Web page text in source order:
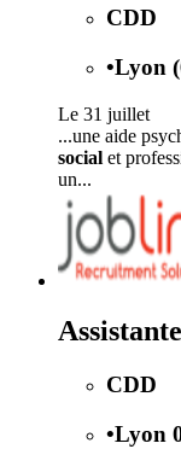
CDD
•Lyon
Le 31 juillet
...une aide
social et
un...
CDD
•Lyon